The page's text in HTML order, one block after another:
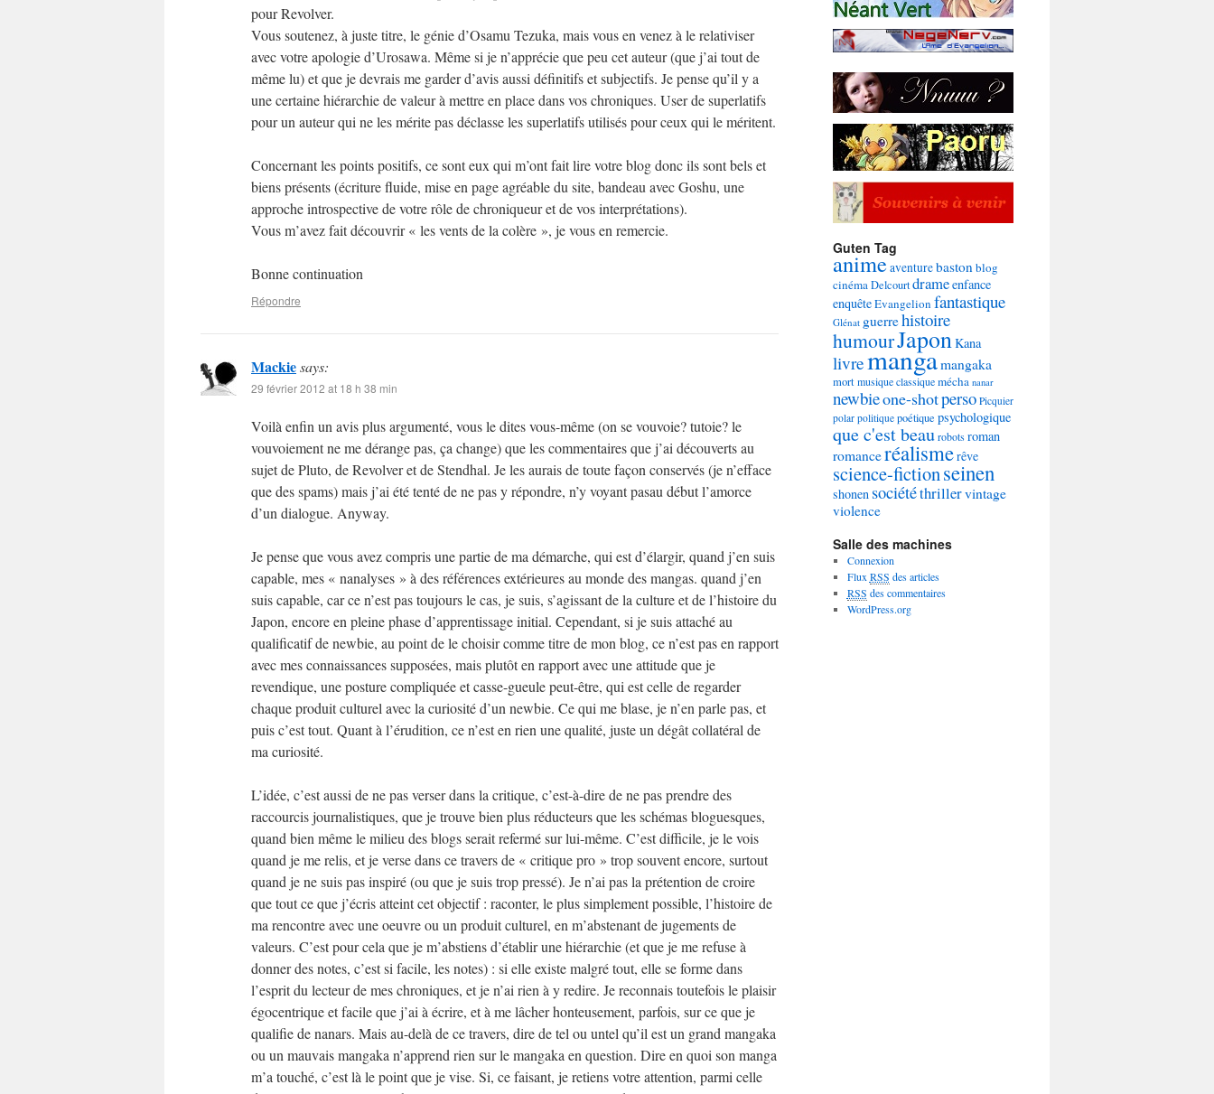
pour Revolver.
Vous soutenez, à juste titre, le génie d’Osamu Tezuka, mais vous en venez à le relativiser
avec votre apologie d’Urosawa. Même si je n’apprécie que peu cet auteur (que j’ai tout de
même lu) et que je devrais me garder d’avis aussi définitifs et subjectifs. Je pense qu’il y a
une certaine hiérarchie de valeur à mettre en place dans vos chroniques. User de superlatifs
pour un auteur qui ne les mérite pas déclasse les superlatifs utilisés pour ceux qui le méritent.
Concernant les points positifs, ce sont eux qui m’ont fait lire votre blog donc ils sont bels et
biens présents (écriture fluide, mise en page agréable du site, bandeau avec Goshu, une
approche introspective de votre rôle de chroniqueur et de vos interprétations).
Vous m’avez fait découvrir « les vents de la colère », je vous en remercie.
Bonne continuation
Répondre
Mackiesays:
29 février 2012 at 18 h 38 min
Voilà enfin un avis plus argumenté, vous le dites vous-même (on se vouvoie? tutoie? le
vouvoiement ne me dérange pas, ça change) que les commentaires que j’ai découverts au
sujet de Pluto, de Revolver et de Stendhal. Je les aurais de toute façon conservés (je n’efface
que des spams) mais j’ai été tenté de ne pas y répondre, n’y voyant pasau début l’amorce
d’un dialogue. Anyway.
Je pense que vous avez compris une partie de ma démarche, qui est d’élargir, quand j’en suis
capable, mes « nanalyses » à des références extérieures au monde des mangas. quand j’en
suis capable, car ce n’est pas toujours le cas, je suis, s’agissant de la culture et de l’histoire du
Japon, encore en pleine phase d’apprentissage initial. Cependant, si je suis attaché au
qualificatif de newbie, au point de le choisir comme titre de mon blog, ce n’est pas en rapport
avec mes connaissances supposées, mais plutôt en rapport avec une attitude que je
revendique, une posture compliquée et casse-gueule peut-être, qui est celle de regarder
chaque produit culturel avec la curiosité d’un newbie. Ce qui me blase, je n’en parle pas, et
puis c’est tout. Quant à l’érudition, ce n’est en rien une qualité, juste un dégât collatéral de
ma curiosité.
L’idée, c’est aussi de ne pas verser dans la critique, c’est-à-dire de ne pas prendre des
raccourcis journalistiques, que je trouve bien plus réducteurs que les schémas bloguesques,
quand bien même le milieu des blogs serait refermé sur lui-même. C’est difficile, je le vois
quand je me relis, et je verse dans ce travers de « critique pro » trop souvent encore, surtout
quand je ne suis pas inspiré (ou que je suis trop pressé). Je n’ai pas la prétention de croire
que tout ce que j’écris atteint cet objectif : raconter, le plus simplement possible, l’histoire de
ma rencontre avec une oeuvre ou un produit culturel, en m’abstenant de jugements de
valeurs. C’est pour cela que je m’abstiens d’établir une hiérarchie (et que je me refuse à
donner des notes, c’est si facile, les notes) : si elle existe malgré tout, elle se forme dans
l’esprit du lecteur de mes chroniques, et je n’ai rien à y redire. Je reconnais toutefois le plaisir
égocentrique et facile que j’ai à écrire, et à me lâcher honteusement, parfois, sur ce que je
qualifie de nanars. Mais au-delà de ce travers, dire de tel ou untel qu’il est un grand mangaka
ou un mauvais mangaka n’apprend rien sur le mangaka en question. Dire en quoi son manga
m’a touché, c’est là le point que je vise. Si, ce faisant, je retiens votre attention, parmi celle
Guten Tag
animeaventurebaston blog
cinémaDelcourtdrameenfance
enquêteEvangelion fantastique
Glénat guerrehistoire
humourJapon Kana
livremangamangaka
mortmusique classiquemécha nanar
newbieone-shotperso Picquier
polar politique poétique psychologique
que c'est beaurobotsroman
romanceréalismerêve
science-fictionseinen
shonen sociététhrillervintage
violence
Salle des machines
Connexion
Flux RSS des articles
RSS des commentaires
WordPress.org